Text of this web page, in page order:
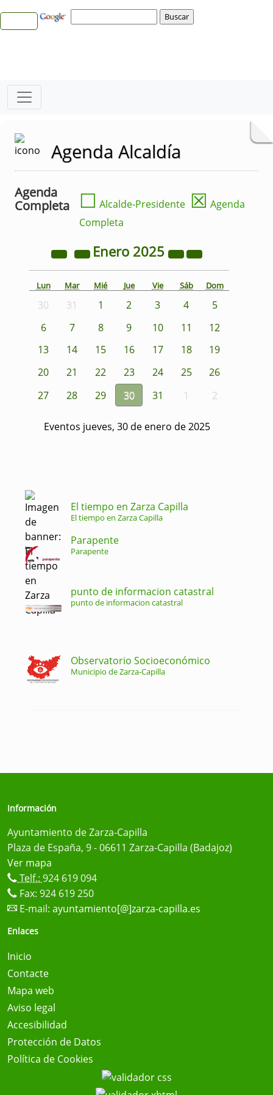
Agenda Alcaldía
Agenda
Completa
☐ Alcalde-Presidente ☒ Agenda
Completa
Enero 2025
Lun Mar Mié Jue Vie Sáb Dom
30 31 1 2 3 4
5
6
7 8 9 10 11
12
13
14 15 16 17 18
19
20
21 22 23 24 25
26
27
28 29 30 31 1 2
Eventos jueves, 30 de enero de 2025
El tiempo en Zarza Capilla
El tiempo en Zarza Capilla
Parapente
Parapente
punto de informacion catastral
punto de informacion catastral
Observatorio Socioeconómico
Municipio de Zarza-Capilla
Información
Ayuntamiento de Zarza-Capilla
Plaza de España, 9 - 06611 Zarza-Capilla (Badajoz)
Ver mapa
Telf.: 924 619 094
Fax: 924 619 250
E-mail: ayuntamiento[@]zarza-capilla.es
Enlaces
Inicio
Contacte
Mapa web
Aviso legal
Accesibilidad
Protección de Datos
Política de Cookies